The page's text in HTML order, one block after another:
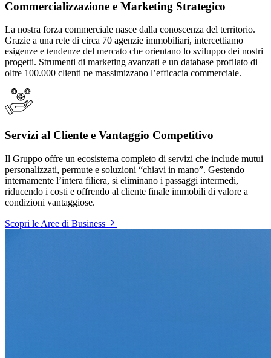
Commercializzazione e Marketing Strategico
La nostra forza commerciale nasce dalla conoscenza del territorio.
Grazie a una rete di circa 70 agenzie immobiliari, intercettiamo
esigenze e tendenze del mercato che orientano lo sviluppo dei nostri
progetti. Strumenti di marketing avanzati e un database profilato di
oltre 100.000 clienti ne massimizzano l’efficacia commerciale.
Servizi al Cliente e Vantaggio Competitivo
Il Gruppo offre un ecosistema completo di servizi che include mutui
personalizzati, permute e soluzioni “chiavi in mano”. Gestendo
internamente l’intera filiera, si eliminano i passaggi intermedi,
riducendo i costi e offrendo al cliente finale immobili di valore a
condizioni vantaggiose.
Scopri le Aree di Business